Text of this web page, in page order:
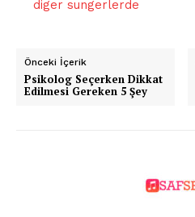
diger sungerlerde
Önceki İçerik
Psikolog Seçerken Dikkat
Edilmesi Gereken 5 Şey